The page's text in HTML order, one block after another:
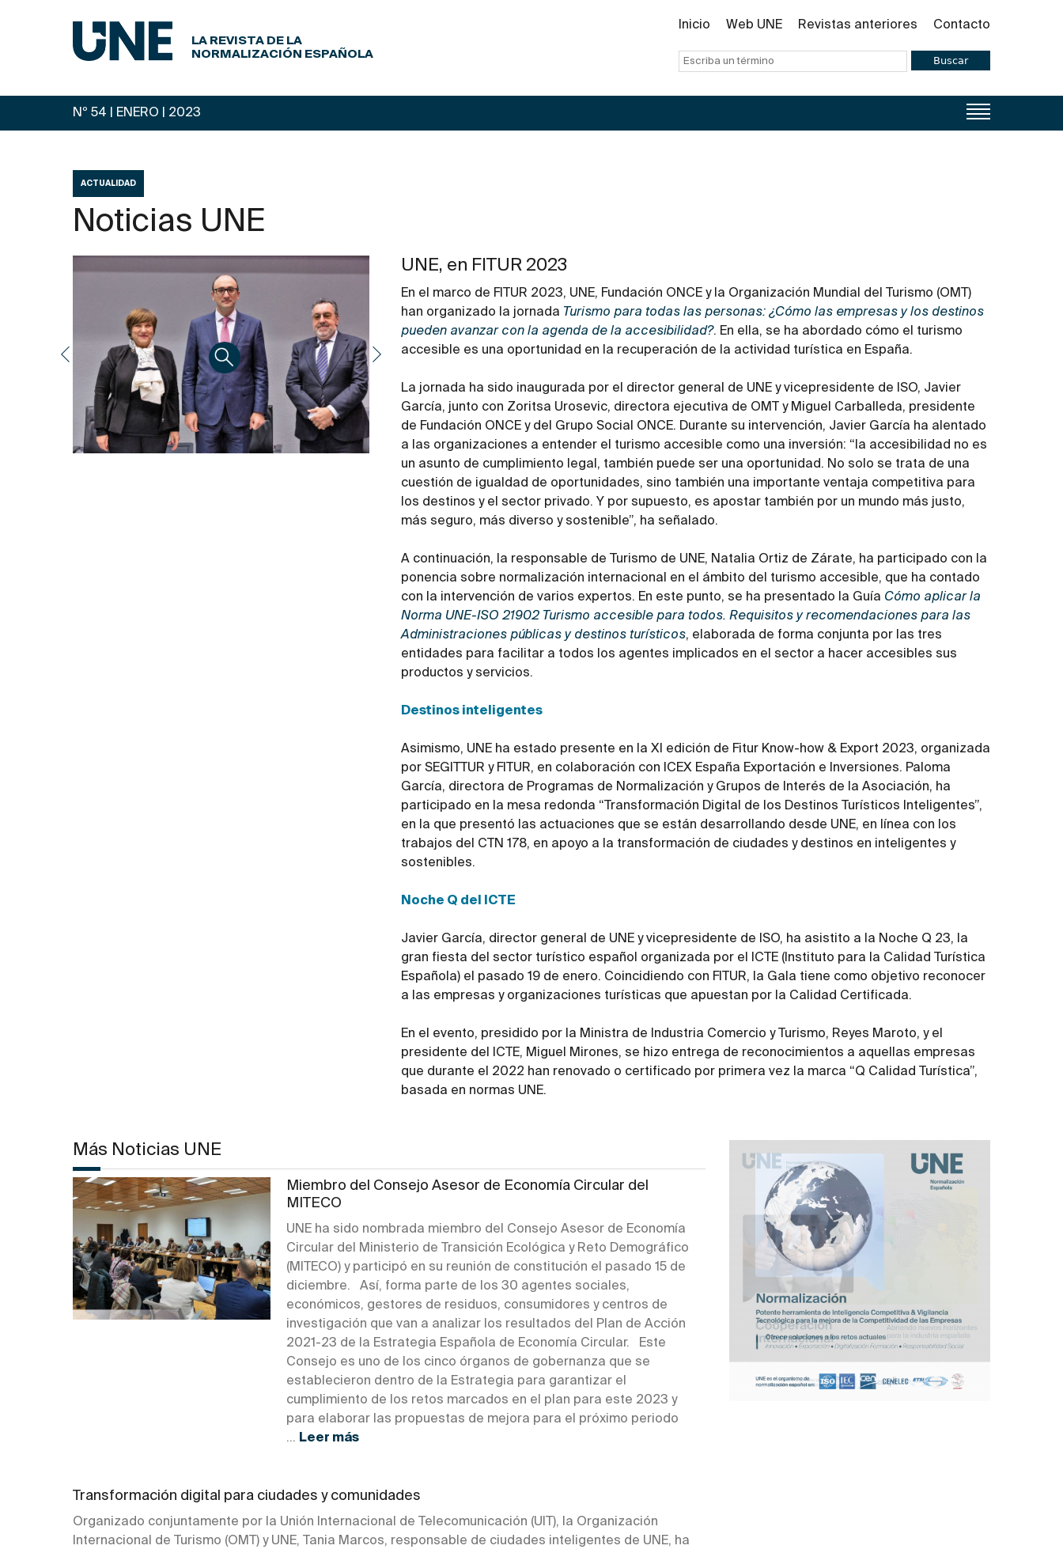
LA REVISTA DE LA
NORMALIZACIÓN ESPAÑOLA
Inicio Web UNE Revistas anteriores Contacto
Buscar
Nº 54 | ENERO | 2023
ACTUALIDAD
Noticias UNE
UNE, en FITUR 2023
En el marco de FITUR 2023, UNE, Fundación ONCE y la Organización Mundial del Turismo (OMT)
han organizado la jornada Turismo para todas las personas: ¿Cómo las empresas y los destinos
pueden avanzar con la agenda de la accesibilidad?. En ella, se ha abordado cómo el turismo
accesible es una oportunidad en la recuperación de la actividad turística en España.
La jornada ha sido inaugurada por el director general de UNE y vicepresidente de ISO, Javier
García, junto con Zoritsa Urosevic, directora ejecutiva de OMT y Miguel Carballeda, presidente
de Fundación ONCE y del Grupo Social ONCE. Durante su intervención, Javier García ha alentado
a las organizaciones a entender el turismo accesible como una inversión: “la accesibilidad no es
un asunto de cumplimiento legal, también puede ser una oportunidad. No solo se trata de una
cuestión de igualdad de oportunidades, sino también una importante ventaja competitiva para
los destinos y el sector privado. Y por supuesto, es apostar también por un mundo más justo,
más seguro, más diverso y sostenible”, ha señalado.
A continuación, la responsable de Turismo de UNE, Natalia Ortiz de Zárate, ha participado con la
ponencia sobre normalización internacional en el ámbito del turismo accesible, que ha contado
con la intervención de varios expertos. En este punto, se ha presentado la Guía Cómo aplicar la
Norma UNE-ISO 21902 Turismo accesible para todos. Requisitos y recomendaciones para las
Administraciones públicas y destinos turísticos, elaborada de forma conjunta por las tres
entidades para facilitar a todos los agentes implicados en el sector a hacer accesibles sus
productos y servicios.
Destinos inteligentes
Asimismo, UNE ha estado presente en la XI edición de Fitur Know-how & Export 2023, organizada
por SEGITTUR y FITUR, en colaboración con ICEX España Exportación e Inversiones. Paloma
García, directora de Programas de Normalización y Grupos de Interés de la Asociación, ha
participado en la mesa redonda “Transformación Digital de los Destinos Turísticos Inteligentes”,
en la que presentó las actuaciones que se están desarrollando desde UNE, en línea con los
trabajos del CTN 178, en apoyo a la transformación de ciudades y destinos en inteligentes y
sostenibles.
Noche Q del ICTE
Javier García, director general de UNE y vicepresidente de ISO, ha asistito a la Noche Q 23, la
gran fiesta del sector turístico español organizada por el ICTE (Instituto para la Calidad Turística
Española) el pasado 19 de enero. Coincidiendo con FITUR, la Gala tiene como objetivo reconocer
a las empresas y organizaciones turísticas que apuestan por la Calidad Certificada.
En el evento, presidido por la Ministra de Industria Comercio y Turismo, Reyes Maroto, y el
presidente del ICTE, Miguel Mirones, se hizo entrega de reconocimientos a aquellas empresas
que durante el 2022 han renovado o certificado por primera vez la marca “Q Calidad Turística”,
basada en normas UNE.
Más Noticias UNE
Miembro del Consejo Asesor de Economía Circular del
MITECO
UNE ha sido nombrada miembro del Consejo Asesor de Economía
Circular del Ministerio de Transición Ecológica y Reto Demográfico
(MITECO) y participó en su reunión de constitución el pasado 15 de
diciembre. Así, forma parte de los 30 agentes sociales,
económicos, gestores de residuos, consumidores y centros de
investigación que van a analizar los resultados del Plan de Acción
2021-23 de la Estrategia Española de Economía Circular. Este
Consejo es uno de los cinco órganos de gobernanza que se
establecieron dentro de la Estrategia para garantizar el
cumplimiento de los retos marcados en el plan para este 2023 y
para elaborar las propuestas de mejora para el próximo periodo
... Leer más
Transformación digital para ciudades y comunidades
Organizado conjuntamente por la Unión Internacional de Telecomunicación (UIT), la Organización
Internacional de Turismo (OMT) y UNE, Tania Marcos, responsable de ciudades inteligentes de UNE, ha